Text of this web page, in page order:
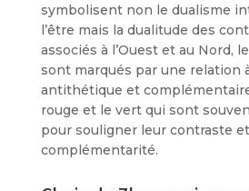
symbolisent non le dualisme
l’être mais la dualitude des
associés à l’Ouest et au Nord,
sont marqués par une relation
antithétique et
rouge et le vert qui sont
pour souligner leur contraste
complémentarité.